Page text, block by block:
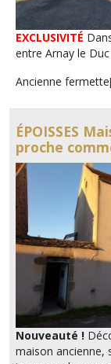
EXCLUSIVITÉ
entre Arnay le
Ancienne
ÉPOISSES
proche
Nouveauté !
maison ancienne,